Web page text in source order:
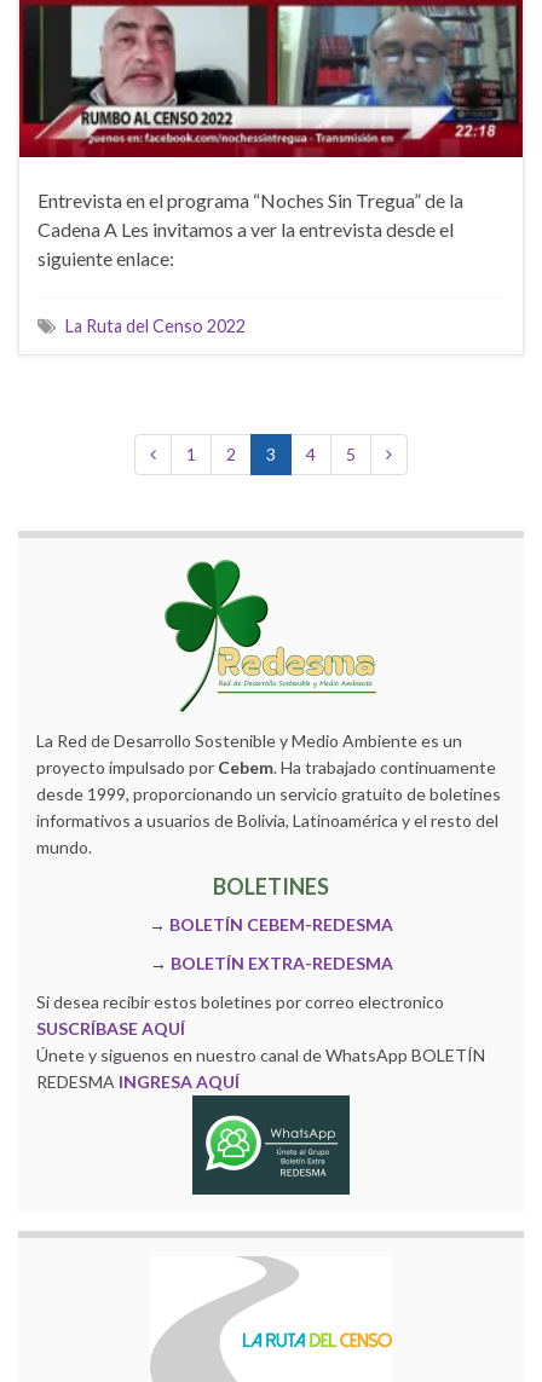
Entrevista en el programa “Noches Sin Tregua” de la
Cadena A Les invitamos a ver la entrevista desde el
siguiente enlace:
La Ruta del Censo 2022
1 2 3 4 5
La Red de Desarrollo Sostenible y Medio Ambiente es un
proyecto impulsado por Cebem. Ha trabajado continuamente
desde 1999, proporcionando un servicio gratuito de boletines
informativos a usuarios de Bolivia, Latinoamérica y el resto del
mundo.
BOLETINES
→ BOLETÍN CEBEM-REDESMA
→ BOLETÍN EXTRA-REDESMA
Si desea recibir estos boletines por correo electronico
SUSCRÍBASE AQUÍ
Únete y siguenos en nuestro canal de WhatsApp BOLETÍN
REDESMA INGRESA AQUÍ